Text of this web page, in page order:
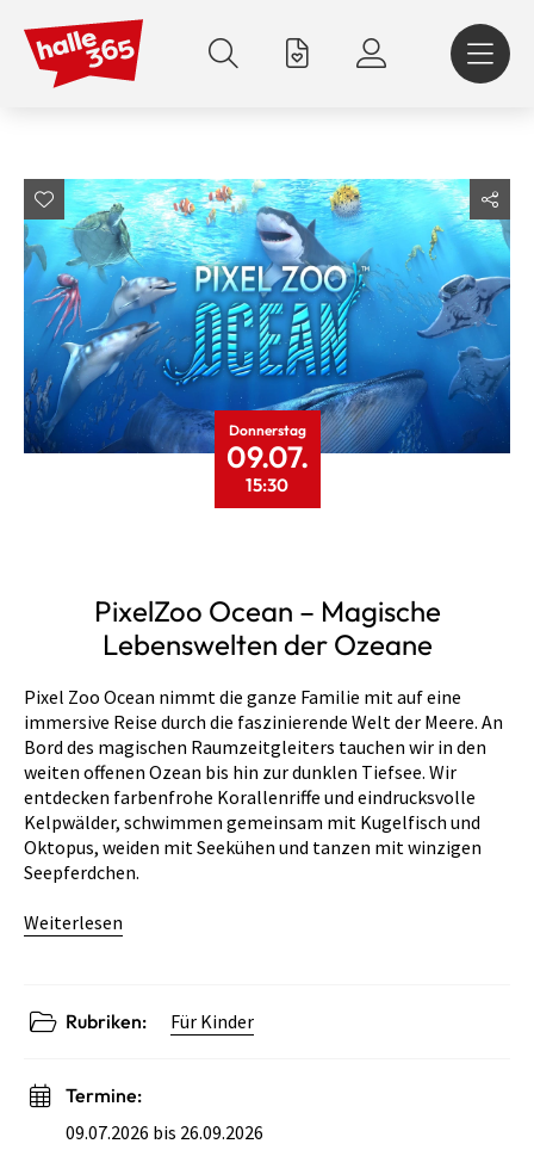
zum
Inhalt
Donnerstag
09.07.
15:30
PixelZoo Ocean – Magische
Lebenswelten der Ozeane
Pixel Zoo Ocean nimmt die ganze Familie mit auf eine
immersive Reise durch die faszinierende Welt der Meere. An
Bord des magischen Raumzeitgleiters tauchen wir in den
weiten offenen Ozean bis hin zur dunklen Tiefsee. Wir
entdecken farbenfrohe Korallenriffe und eindrucksvolle
Kelpwälder, schwimmen gemeinsam mit Kugelfisch und
Oktopus, weiden mit Seekühen und tanzen mit winzigen
Seepferdchen.
Weiterlesen
Rubriken: Für Kinder
Termine:
09.07.2026 bis 26.09.2026